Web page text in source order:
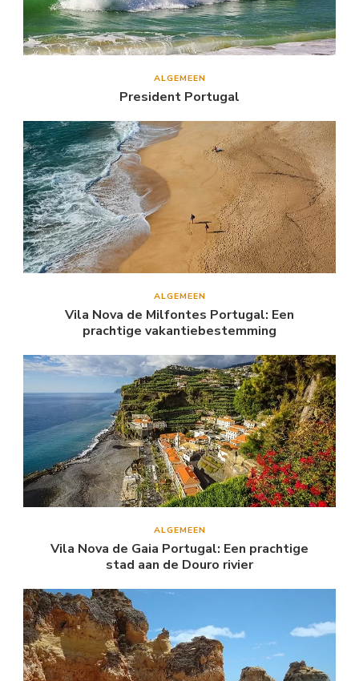
ALGEMEEN
President Portugal
ALGEMEEN
Vila Nova de Milfontes Portugal: Een
prachtige vakantiebestemming
ALGEMEEN
Vila Nova de Gaia Portugal: Een prachtige
stad aan de Douro rivier